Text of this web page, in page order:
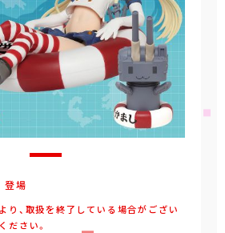
登場
、取扱を終了している場合がござい
ださい。